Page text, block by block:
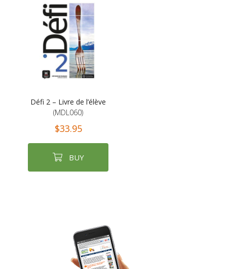
Défi 2 – Livre de l’élève
(MDL060)
$33.95
BUY